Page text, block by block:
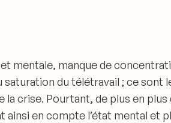
mentale, manque de
du télétravail ; ce sont
la crise. Pourtant, de plus en
ainsi en compte l’état mental et